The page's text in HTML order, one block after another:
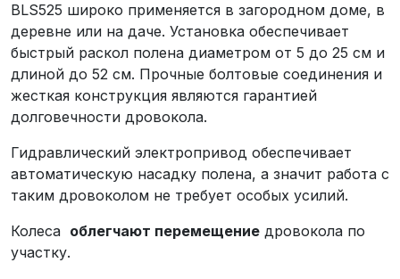
BLS525 широко применяется в загородном доме, в
деревне или на даче. Установка обеспечивает
быстрый раскол полена диаметром от 5 до 25 см и
длиной до 52 см. Прочные болтовые соединения и
жесткая конструкция являются гарантией
долговечности дровокола.
Гидравлический электропривод обеспечивает
автоматическую насадку полена, а значит работа с
таким дровоколом не требует особых усилий.
Колеса облегчают перемещение дровокола по
участку.